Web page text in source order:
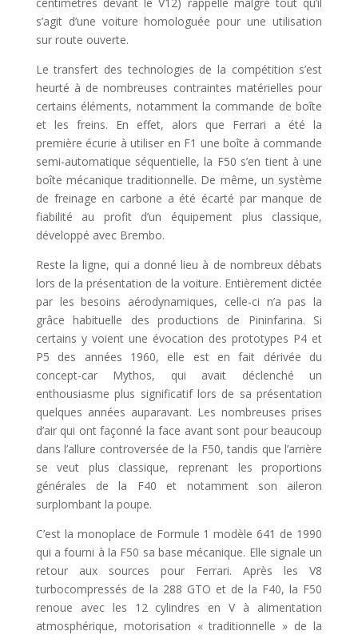
s’agit d’une voiture homologuée pour une utilisation
sur route ouverte.
Le transfert des technologies de la compétition s’est
heurté à de nombreuses contraintes matérielles pour
certains éléments, notamment la commande de boîte
et les freins. En effet, alors que Ferrari a été la
première écurie à utiliser en F1 une boîte à commande
semi-automatique séquentielle, la F50 s’en tient à une
boîte mécanique traditionnelle. De même, un système
de freinage en carbone a été écarté par manque de
fiabilité au profit d’un équipement plus classique,
développé avec Brembo.
Reste la ligne, qui a donné lieu à de nombreux débats
lors de la présentation de la voiture. Entièrement dictée
par les besoins aérodynamiques, celle-ci n’a pas la
grâce habituelle des productions de Pininfarina. Si
certains y voient une évocation des prototypes P4 et
P5 des années 1960, elle est en fait dérivée du
concept-car Mythos, qui avait déclenché un
enthousiasme plus significatif lors de sa présentation
quelques années auparavant. Les nombreuses prises
d’air qui ont façonné la face avant sont pour beaucoup
dans l’allure controversée de la F50, tandis que l’arrière
se veut plus classique, reprenant les proportions
générales de la F40 et notamment son aileron
surplombant la poupe.
C’est la monoplace de Formule 1 modèle 641 de 1990
qui a fourni à la F50 sa base mécanique. Elle signale un
retour aux sources pour Ferrari. Après les V8
turbocompressés de la 288 GTO et de la F40, la F50
renoue avec les 12 cylindres en V à alimentation
atmosphérique, motorisation « traditionnelle » de la